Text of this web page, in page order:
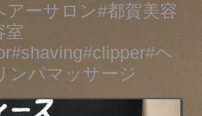
アーサロン#都賀美容
室
ヘ
ンパマッサージ